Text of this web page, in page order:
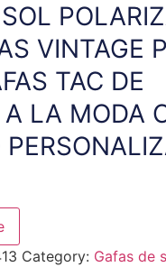
VINTAGE
TAC DE
LA MODA
Category: Gafas de